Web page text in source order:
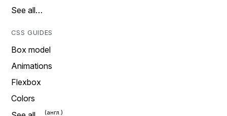
See all…
CSS GUIDES
Box model
Animations
Flexbox
Colors